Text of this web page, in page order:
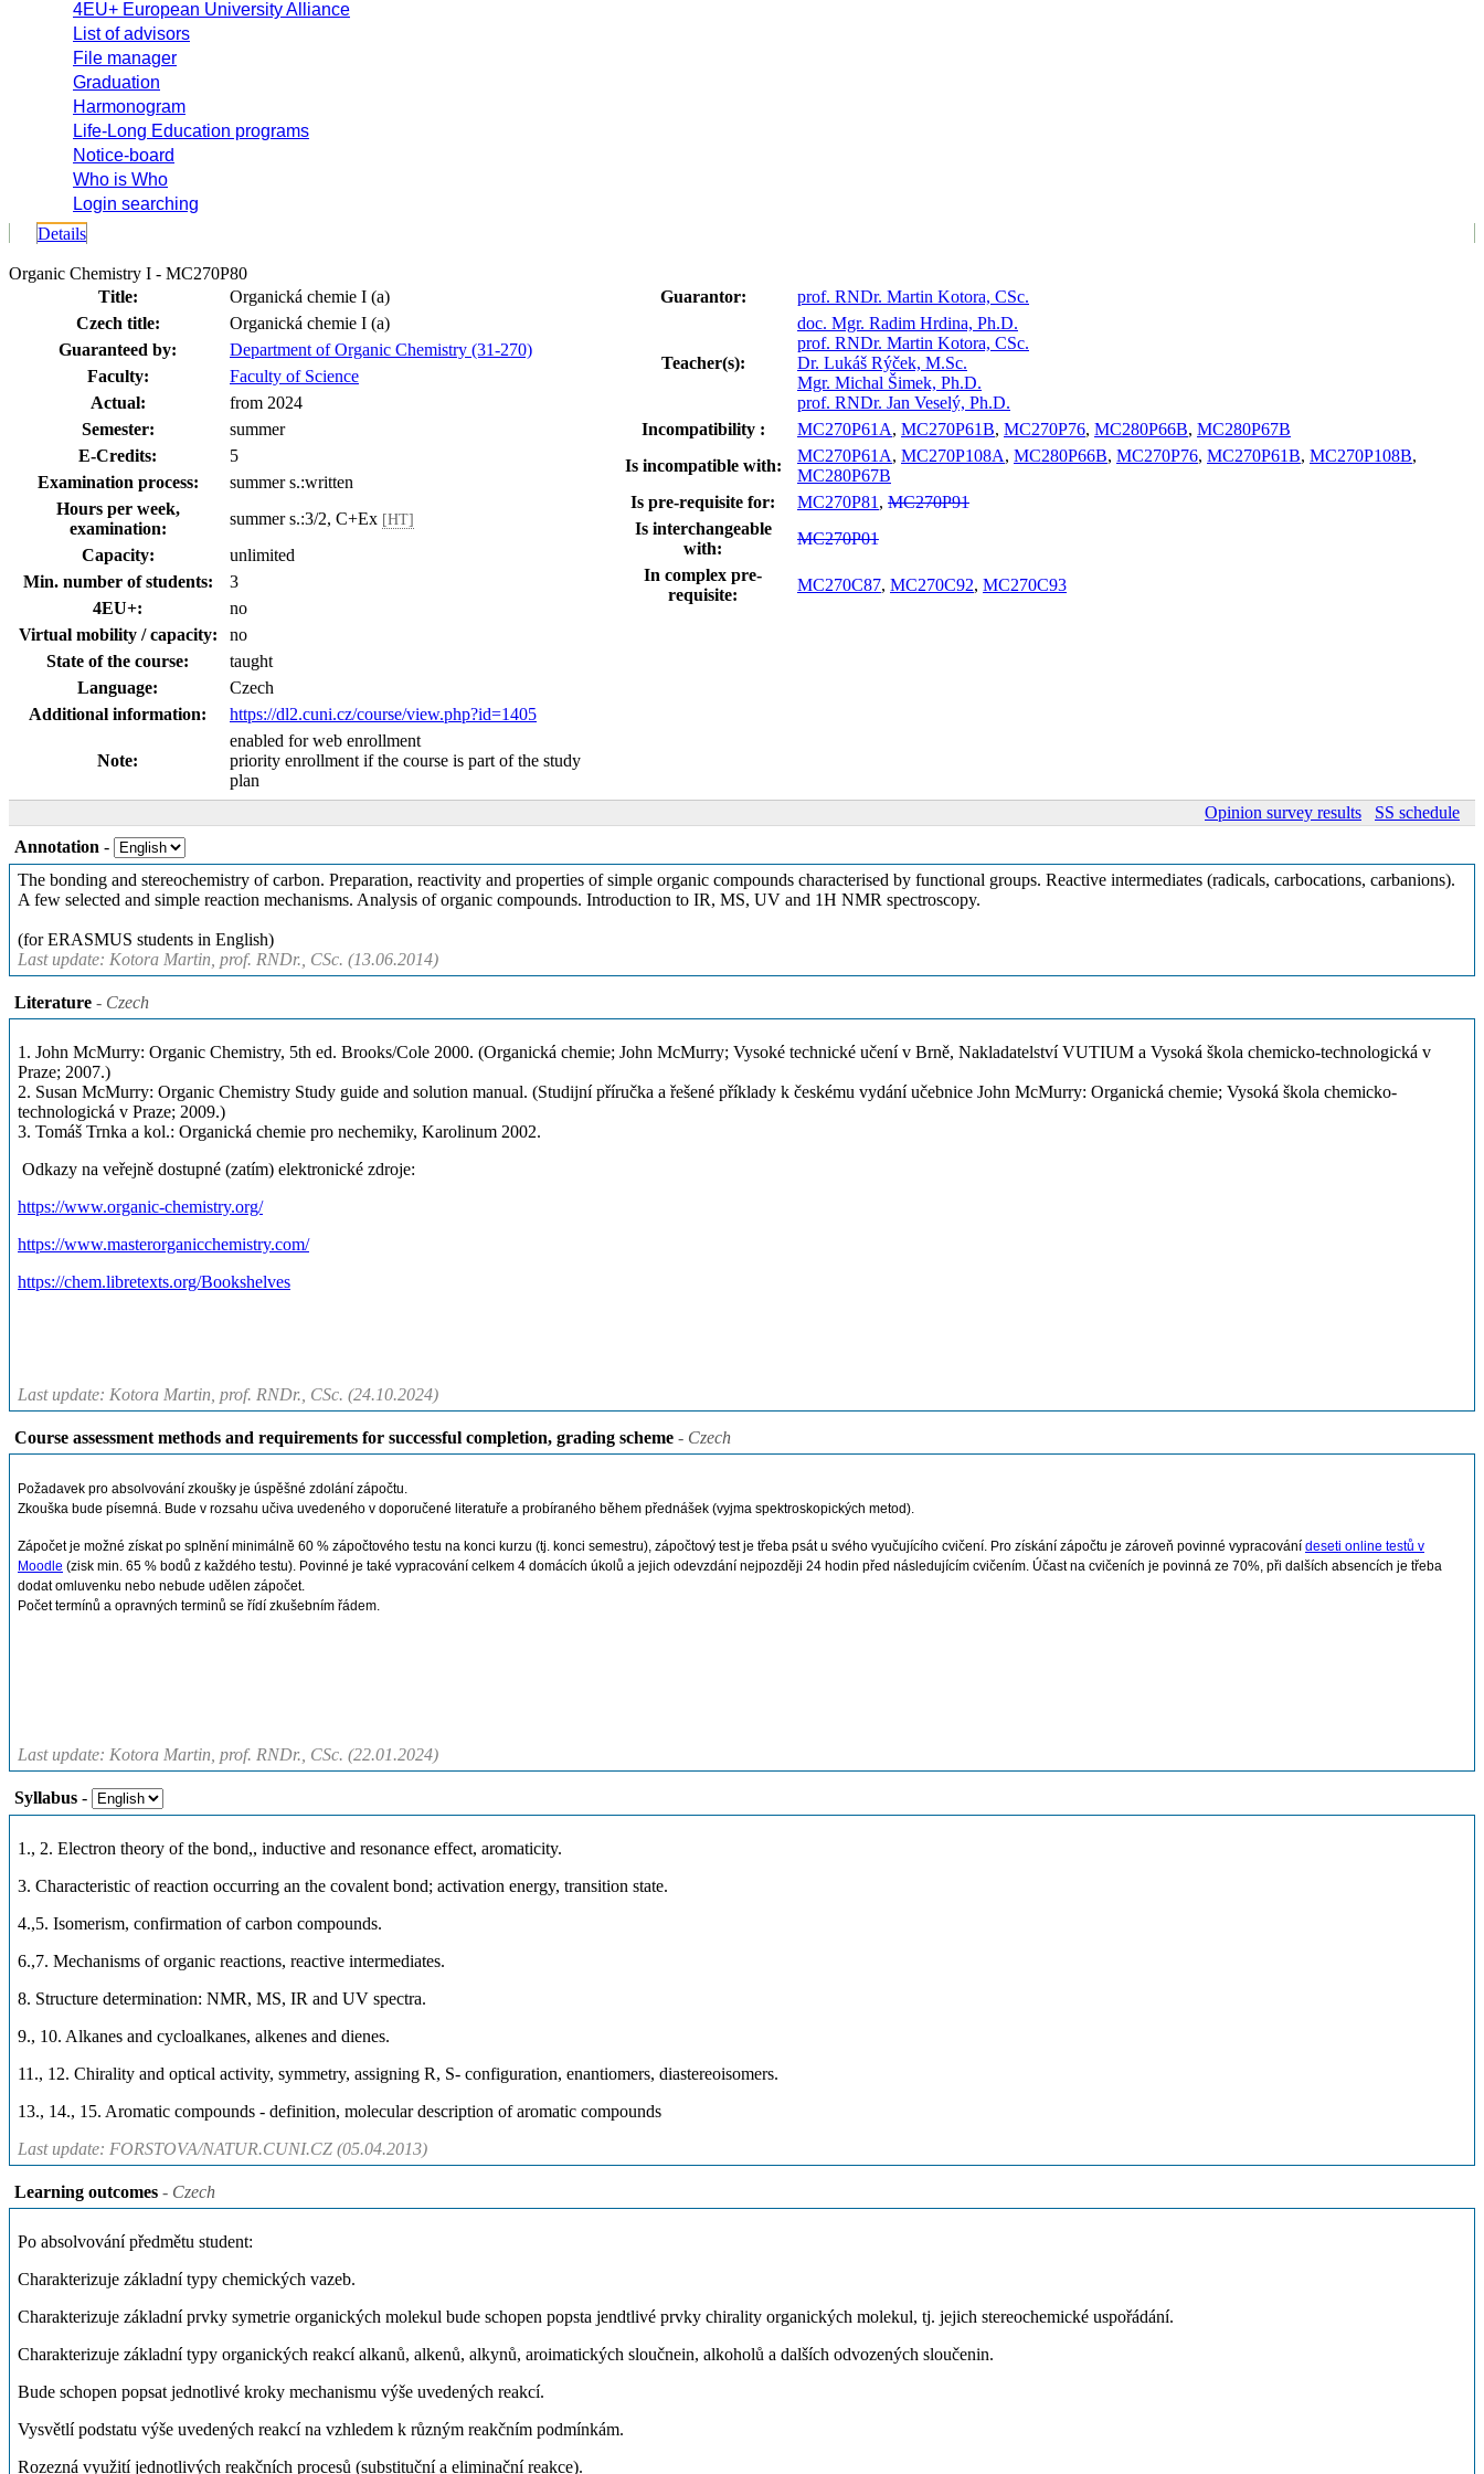
4EU+ European University Alliance
List of advisors
File manager
Graduation
Harmonogram
Life-Long Education programs
Notice-board
Who is Who
Login searching
Details
Organic Chemistry I - MC270P80
Title:
Organická chemie I (a)
Czech title:
Organická chemie I (a)
Guaranteed by:
Department of Organic Chemistry (31-270)
Faculty:
Faculty of Science
Actual:
from 2024
Semester:
summer
E-Credits:
5
Examination process:
summer s.:written
Hours per week,
examination:
summer s.:3/2, C+Ex [HT]
Capacity:
unlimited
Min. number of students:
3
4EU+:
no
Virtual mobility / capacity:
no
State of the course:
taught
Language:
Czech
Additional information:
https://dl2.cuni.cz/course/view.php?id=1405
Note:
enabled for web enrollment
priority enrollment if the course is part of the study
plan
Guarantor: prof. RNDr. Martin Kotora, CSc.
Teacher(s):
doc. Mgr. Radim Hrdina, Ph.D.
prof. RNDr. Martin Kotora, CSc.
Dr. Lukáš Rýček, M.Sc.
Mgr. Michal Šimek, Ph.D.
prof. RNDr. Jan Veselý, Ph.D.
Incompatibility :
MC270P61A, MC270P61B, MC270P76, MC280P66B, MC280P67B
Is incompatible with:
MC270P61A, MC270P108A, MC280P66B, MC270P76, MC270P61B, MC270P108B,
MC280P67B
Is pre-requisite for:
MC270P81 , MC270P91
Is interchangeable
with:
MC270P01
In complex pre-
requisite:
MC270C87, MC270C92, MC270C93
Opinion survey results
SS schedule
Annotation -
The bonding and stereochemistry of carbon. Preparation, reactivity and properties of simple organic compounds characterised by functional groups. Reactive intermediates (radicals, carbocations, carbanions).
A few selected and simple reaction mechanisms. Analysis of organic compounds. Introduction to IR, MS, UV and 1H NMR spectroscopy.
(for ERASMUS students in English)
Last update: Kotora Martin, prof. RNDr., CSc. (13.06.2014)
Literature - Czech
1. John McMurry: Organic Chemistry, 5th ed. Brooks/Cole 2000. (Organická chemie; John McMurry; Vysoké technické učení v Brně, Nakladatelství VUTIUM a Vysoká škola chemicko-technologická v
Praze; 2007.)
2. Susan McMurry: Organic Chemistry Study guide and solution manual. (Studijní příručka a řešené příklady k českému vydání učebnice John McMurry: Organická chemie; Vysoká škola chemicko-
technologická v Praze; 2009.)
3. Tomáš Trnka a kol.: Organická chemie pro nechemiky, Karolinum 2002.
Odkazy na veřejně dostupné (zatím) elektronické zdroje:
https://www.organic-chemistry.org/
https://www.masterorganicchemistry.com/
https://chem.libretexts.org/Bookshelves
Last update: Kotora Martin, prof. RNDr., CSc. (24.10.2024)
Course assessment methods and requirements for successful completion, grading scheme - Czech
Požadavek pro absolvování zkoušky je úspěšné zdolání zápočtu.
Zkouška bude písemná. Bude v rozsahu učiva uvedeného v doporučené literatuře a probíraného během přednášek (vyjma spektroskopických metod).
Zápočet je možné získat po splnění minimálně 60 % zápočtového testu na konci kurzu (tj. konci semestru), zápočtový test je třeba psát u svého vyučujícího cvičení. Pro získání zápočtu je zároveň povinné vypracování deseti online testů v
Moodle (zisk min. 65 % bodů z každého testu). Povinné je také vypracování celkem 4 domácích úkolů a jejich odevzdání nejpozději 24 hodin před následujícím cvičením. Účast na cvičeních je povinná ze 70%, při dalších absencích je třeba
dodat omluvenku nebo nebude udělen zápočet.
Počet termínů a opravných terminů se řídí zkušebním řádem.
Last update: Kotora Martin, prof. RNDr., CSc. (22.01.2024)
Syllabus -
1., 2. Electron theory of the bond,, inductive and resonance effect, aromaticity.
3. Characteristic of reaction occurring an the covalent bond; activation energy, transition state.
4.,5. Isomerism, confirmation of carbon compounds.
6.,7. Mechanisms of organic reactions, reactive intermediates.
8. Structure determination: NMR, MS, IR and UV spectra.
9., 10. Alkanes and cycloalkanes, alkenes and dienes.
11., 12. Chirality and optical activity, symmetry, assigning R, S- configuration, enantiomers, diastereoisomers.
13., 14., 15. Aromatic compounds - definition, molecular description of aromatic compounds
Last update: FORSTOVA/NATUR.CUNI.CZ (05.04.2013)
Learning outcomes - Czech
Po absolvování předmětu student:
Charakterizuje základní typy chemických vazeb.
Charakterizuje základní prvky symetrie organických molekul bude schopen popsta jendtlivé prvky chirality organických molekul, tj. jejich stereochemické uspořádání.
Charakterizuje základní typy organických reakcí alkanů, alkenů, alkynů, aroimatických sloučnein, alkoholů a dalších odvozených sloučenin.
Bude schopen popsat jednotlivé kroky mechanismu výše uvedených reakcí.
Vysvětlí podstatu výše uvedených reakcí na vzhledem k různým reakčním podmínkám.
Rozezná využití jednotlivých reakčních procesů (substituční a eliminační reakce).